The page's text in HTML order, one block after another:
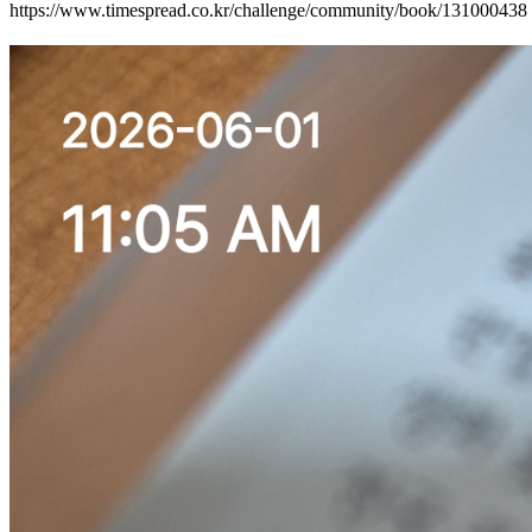
https://www.timespread.co.kr/challenge/community/book/131000438